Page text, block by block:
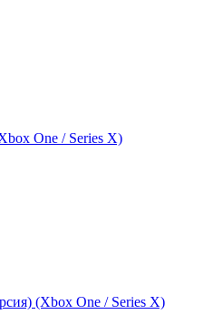
One / Series X)
(Xbox One / Series X)